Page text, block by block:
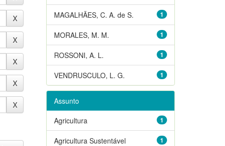
1
MAGALHÃES, C. A. de S.
1
MORALES, M. M.
1
ROSSONI, A. L.
1
VENDRUSCULO, L. G.
Assunto
1
Agricultura
1
Agricultura Sustentável